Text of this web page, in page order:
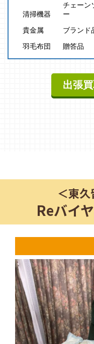
清掃機器
チェーン
ー
貴金属
ブランド
羽毛布団
贈答品
出張
＜東
Reバイ